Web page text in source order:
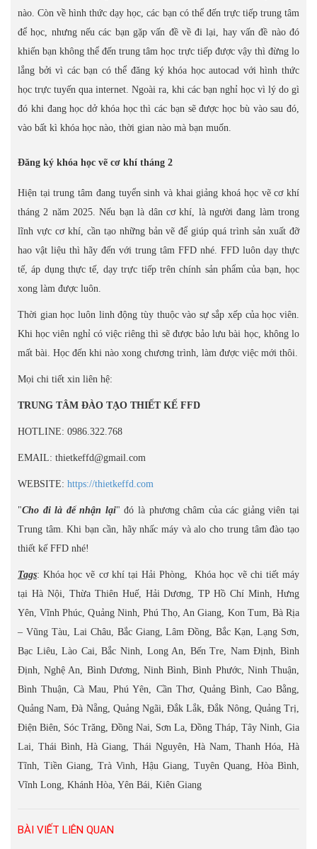
nào. Còn về hình thức dạy học, các bạn có thể đến trực tiếp trung tâm
để học, nhưng nếu các bạn gặp vấn đề về đi lại, hay vấn đề nào đó
khiến bạn không thể đến trung tâm học trực tiếp được vậy thì đừng lo
lắng bởi vì các bạn có thể đăng ký khóa học autocad với hình thức
học trực tuyến qua internet. Ngoài ra, khi các bạn nghỉ học vì lý do gì
đó khi đang học dở khóa học thì các bạn sẽ được học bù vào sau đó,
vào bất kì khóa học nào, thời gian nào mà bạn muốn.
Đăng ký khóa học vẽ cơ khí tháng 2
Hiện tại trung tâm đang tuyển sinh và khai giảng khoá học vẽ cơ khí
tháng 2 năm 2025. Nếu bạn là dân cơ khí, là người đang làm trong
lĩnh vực cơ khí, cần tạo những bản vẽ để giúp quá trình sản xuất đỡ
hao vật liệu thì hãy đến với trung tâm FFD nhé. FFD luôn dạy thực
tế, áp dụng thực tế, dạy trực tiếp trên chính sản phẩm của bạn, học
xong làm được luôn.
Thời gian học luôn linh động tùy thuộc vào sự sắp xếp của học viên.
Khi học viên nghỉ có việc riêng thì sẽ được bảo lưu bài học, không lo
mất bài. Học đến khi nào xong chương trình, làm được việc mới thôi.
Mọi chi tiết xin liên hệ:
TRUNG TÂM ĐÀO TẠO THIẾT KẾ FFD
HOTLINE: 0986.322.768
EMAIL: thietkeffd@gmail.com
WEBSITE: https://thietkeffd.com
"Cho đi là để nhận lại" đó là phương châm của các giảng viên tại
Trung tâm. Khi bạn cần, hãy nhấc máy và alo cho trung tâm đào tạo
thiết kế FFD nhé!
Tags: Khóa học vẽ cơ khí tại Hải Phòng, Khóa học vẽ chi tiết máy
tại Hà Nội, Thừa Thiên Huế, Hải Dương, TP Hồ Chí Minh, Hưng
Yên, Vĩnh Phúc, Quảng Ninh, Phú Thọ, An Giang, Kon Tum, Bà Rịa
– Vũng Tàu, Lai Châu, Bắc Giang, Lâm Đồng, Bắc Kạn, Lạng Sơn,
Bạc Liêu, Lào Cai, Bắc Ninh, Long An, Bến Tre, Nam Định, Bình
Định, Nghệ An, Bình Dương, Ninh Bình, Bình Phước, Ninh Thuận,
Bình Thuận, Cà Mau, Phú Yên, Cần Thơ, Quảng Bình, Cao Bằng,
Quảng Nam, Đà Nẵng, Quảng Ngãi, Đắk Lắk, Đắk Nông, Quảng Trị,
Điện Biên, Sóc Trăng, Đồng Nai, Sơn La, Đồng Tháp, Tây Ninh, Gia
Lai, Thái Bình, Hà Giang, Thái Nguyên, Hà Nam, Thanh Hóa, Hà
Tĩnh, Tiền Giang, Trà Vinh, Hậu Giang, Tuyên Quang, Hòa Bình,
Vĩnh Long, Khánh Hòa, Yên Bái, Kiên Giang
BÀI VIẾT LIÊN QUAN